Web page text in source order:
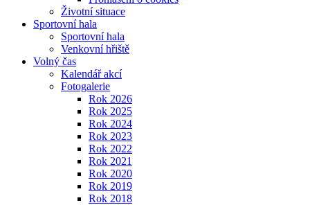
Životní situace
Sportovní hala
Sportovní hala
Venkovní hřiště
Volný čas
Kalendář akcí
Fotogalerie
Rok 2026
Rok 2025
Rok 2024
Rok 2023
Rok 2022
Rok 2021
Rok 2020
Rok 2019
Rok 2018